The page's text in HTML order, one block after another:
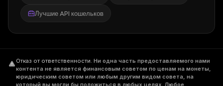
Лучшие API кошельков
Отказ от ответственности. Ни одна часть предоставляемого нами
контента не является финансовым советом по ценам на монеты,
юридическим советом или любым другим видом совета, на
который вы могли бы положиться в любых целях. Любое